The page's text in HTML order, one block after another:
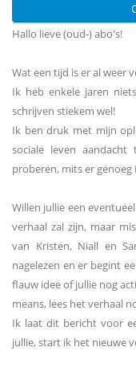
Hallo lieve (oud-) abo's!
Wat een tijd is er al weer
Ik heb enkele jaren
schrijven stiekem wel!
Ik ben druk met mijn
sociale leven
proberen, mits er genoeg
Willen jullie een
verhaal zal zijn, maar
van Kristen, Niall en
nagelezen en er begint
flauw idee of jullie nog
means, lees het verhaal
Ik laat dit bericht voor
jullie, start ik het nieuwe